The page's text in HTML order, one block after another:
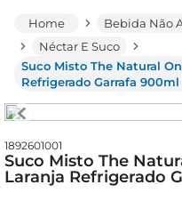
Bebida Não
Néctar E Suco
Suco Misto The Natural
Refrigerado Garrafa 900ml
1892601001
Suco Misto The
Laranja Refrigerado
leite
arroz
azeite